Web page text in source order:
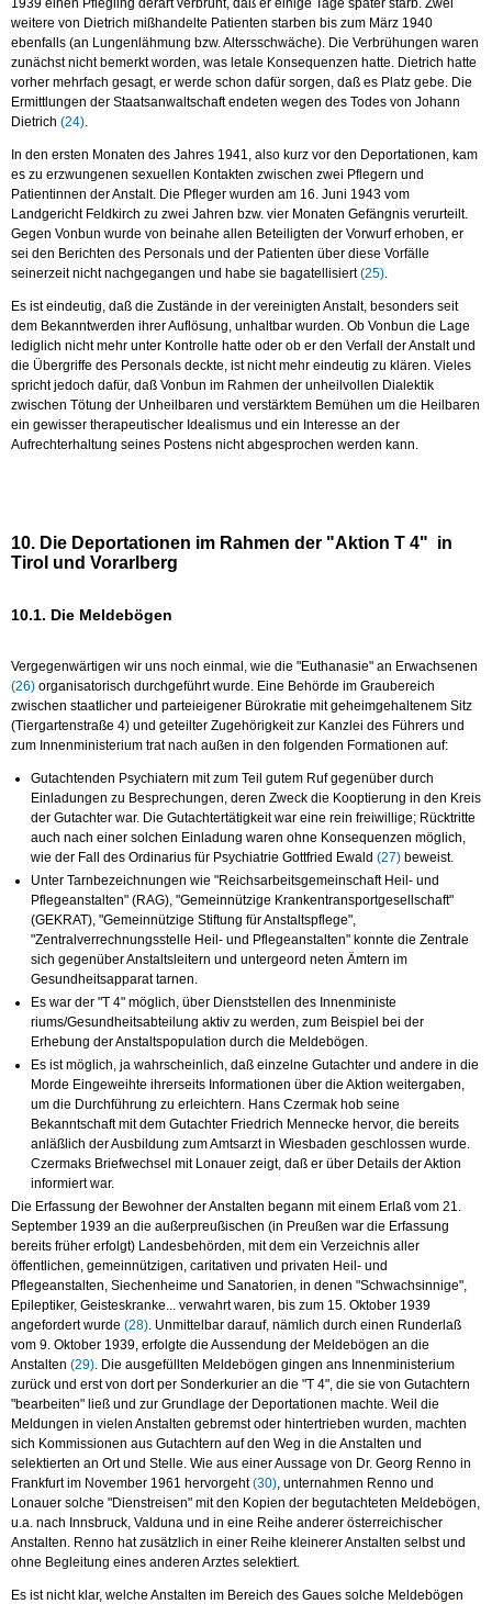
weitere von Dietrich mißhandelte Patienten starben bis zum März 1940
ebenfalls (an Lungenlähmung bzw. Altersschwäche). Die Verbrühungen waren
zunächst nicht bemerkt worden, was letale Konsequenzen hatte. Dietrich hatte
vorher mehrfach gesagt, er werde schon dafür sorgen, daß es Platz gebe. Die
Ermittlungen der Staatsanwaltschaft endeten wegen des Todes von Johann
Dietrich (24).
In den ersten Monaten des Jahres 1941, also kurz vor den Deportationen, kam
es zu erzwungenen sexuellen Kontakten zwischen zwei Pflegern und
Patientinnen der Anstalt. Die Pfleger wurden am 16. Juni 1943 vom
Landgericht Feldkirch zu zwei Jahren bzw. vier Monaten Gefängnis verurteilt.
Gegen Vonbun wurde von beinahe allen Beteiligten der Vorwurf erhoben, er
sei den Berichten des Personals und der Patienten über diese Vorfälle
seinerzeit nicht nachgegangen und habe sie bagatellisiert(25).
Es ist eindeutig, daß die Zustände in der vereinigten Anstalt, besonders seit
dem Bekanntwerden ihrer Auflösung, unhaltbar wurden. Ob Vonbun die Lage
lediglich nicht mehr unter Kontrolle hatte oder ob er den Verfall der Anstalt und
die Übergriffe des Personals deckte, ist nicht mehr eindeutig zu klären. Vieles
spricht jedoch dafür, daß Vonbun im Rahmen der unheilvollen Dialektik
zwischen Tötung der Unheilbaren und verstärktem Bemühen um die Heilbaren
ein gewisser therapeutischer Idealismus und ein Interesse an der
Aufrechterhaltung seines Postens nicht abgesprochen werden kann.
10. Die Deportationen im Rahmen der "Aktion T 4" in
Tirol und Vorarlberg
10.1. Die Meldebögen
Vergegenwärtigen wir uns noch einmal, wie die "Euthanasie" an Erwachsenen
(26) organisatorisch durchgeführt wurde. Eine Behörde im Graubereich
zwischen staatlicher und parteieigener Bürokratie mit geheimgehaltenem Sitz
(Tiergartenstraße 4) und geteilter Zugehörigkeit zur Kanzlei des Führers und
zum Innenministerium trat nach außen in den folgenden Formationen auf:
Gutachtenden Psychiatern mit zum Teil gutem Ruf gegenüber durch
Einladungen zu Besprechungen, deren Zweck die Kooptierung in den Kreis
der Gutachter war. Die Gutachtertätigkeit war eine rein freiwillige; Rücktritte
auch nach einer solchen Einladung waren ohne Konsequenzen möglich,
wie der Fall des Ordinarius für Psychiatrie Gottfried Ewald (27) beweist.
Unter Tarnbezeichnungen wie "Reichsarbeitsgemeinschaft Heil- und
Pflegeanstalten" (RAG), "Gemeinnützige Krankentransportgesellschaft"
(GEKRAT), "Gemeinnützige Stiftung für Anstaltspflege",
"Zentralverrechnungsstelle Heil- und Pflegeanstalten" konnte die Zentrale
sich gegenüber Anstaltsleitern und untergeord neten Ämtern im
Gesundheitsapparat tarnen.
Es war der "T 4" möglich, über Dienststellen des Innenministe
riums/Gesundheitsabteilung aktiv zu werden, zum Beispiel bei der
Erhebung der Anstaltspopulation durch die Meldebögen.
Es ist möglich, ja wahrscheinlich, daß einzelne Gutachter und andere in die
Morde Eingeweihte ihrerseits Informationen über die Aktion weitergaben,
um die Durchführung zu erleichtern. Hans Czermak hob seine
Bekanntschaft mit dem Gutachter Friedrich Mennecke hervor, die bereits
anläßlich der Ausbildung zum Amtsarzt in Wiesbaden geschlossen wurde.
Czermaks Briefwechsel mit Lonauer zeigt, daß er über Details der Aktion
informiert war.
Die Erfassung der Bewohner der Anstalten begann mit einem Erlaß vom 21.
September 1939 an die außerpreußischen (in Preußen war die Erfassung
bereits früher erfolgt) Landesbehörden, mit dem ein Verzeichnis aller
öffentlichen, gemeinnützigen, caritativen und privaten Heil- und
Pflegeanstalten, Siechenheime und Sanatorien, in denen "Schwachsinnige",
Epileptiker, Geisteskranke... verwahrt waren, bis zum 15. Oktober 1939
angefordert wurde (28). Unmittelbar darauf, nämlich durch einen Runderlaß
vom 9. Oktober 1939, erfolgte die Aussendung der Meldebögen an die
Anstalten (29). Die ausgefüllten Meldebögen gingen ans Innenministerium
zurück und erst von dort per Sonderkurier an die "T 4", die sie von Gutachtern
"bearbeiten" ließ und zur Grundlage der Deportationen machte. Weil die
Meldungen in vielen Anstalten gebremst oder hintertrieben wurden, machten
sich Kommissionen aus Gutachtern auf den Weg in die Anstalten und
selektierten an Ort und Stelle. Wie aus einer Aussage von Dr. Georg Renno in
Frankfurt im November 1961 hervorgeht(30), unternahmen Renno und
Lonauer solche "Dienstreisen" mit den Kopien der begutachteten Meldebögen,
u.a. nach Innsbruck, Valduna und in eine Reihe anderer österreichischer
Anstalten. Renno hat zusätzlich in einer Reihe kleinerer Anstalten selbst und
ohne Begleitung eines anderen Arztes selektiert.
Es ist nicht klar, welche Anstalten im Bereich des Gaues solche Meldebögen